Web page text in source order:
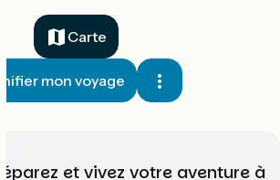
Carte
mon voyage
et vivez votre aventure à